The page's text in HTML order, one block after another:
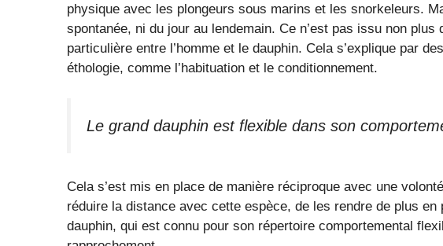
physique avec les plongeurs sous marins et les snorkeleurs.
spontanée, ni du jour au lendemain. Ce n’est pas issu non plus
particulière entre l’homme et le dauphin. Cela s’explique par
éthologie, comme l’habituation et le conditionnement.
Le grand dauphin est flexible dans son
Cela s’est mis en place de manière réciproque avec une
réduire la distance avec cette espèce, de les rendre de plus
dauphin, qui est connu pour son répertoire comportemental